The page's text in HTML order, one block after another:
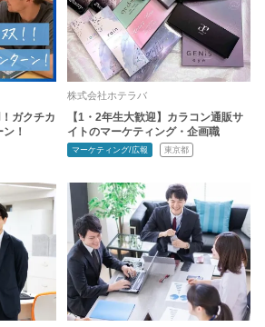
ガクチカ
！
株式会社ホテラバ
【1・2年生大歓迎】カラコン通販サ
イトのマーケティング・企画職
マーケティング/広報 東京都